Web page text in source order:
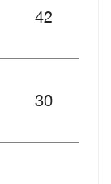
42
30